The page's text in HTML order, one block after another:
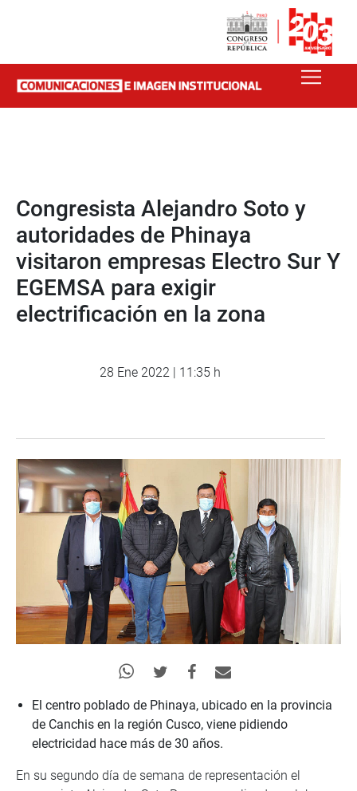
Congresista Alejandro Soto y
autoridades de Phinaya
visitaron empresas Electro Sur Y
EGEMSA para exigir
electrificación en la zona
28 Ene 2022 | 11:35 h
El centro poblado de Phinaya, ubicado en la provincia
de Canchis en la región Cusco, viene pidiendo
electricidad hace más de 30 años.
En su segundo día de semana de representación el